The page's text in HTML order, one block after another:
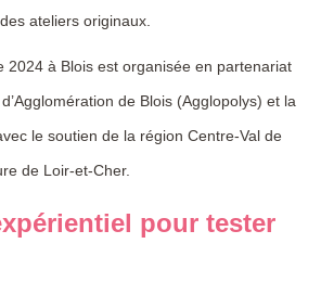
ateliers originaux.
2024 à Blois est organisée en partenariat
de Blois (Agglopolys) et la
le soutien de la région Centre-Val de
de Loir-et-Cher.
pour tester